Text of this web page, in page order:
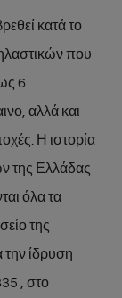
κατά το
που
6
αλλά και
Η ιστορία
της Ελλάδας
όλα τα
της
την ίδρυση
, στο